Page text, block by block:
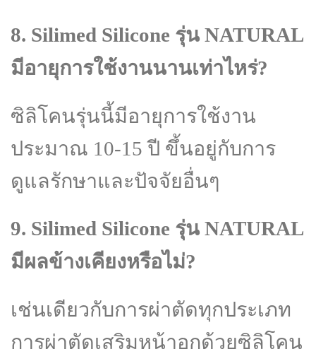
8. Silimed Silicone รุ่น NATURAL
มีอายุการใช้งานนานเท่าไหร่?
ซิลิโคนรุ่นนี้มีอายุการใช้งาน
ประมาณ 10-15 ปี ขึ้นอยู่กับการ
ดูแลรักษาและปัจจัยอื่นๆ
9. Silimed Silicone รุ่น NATURAL
มีผลข้างเคียงหรือไม่?
เช่นเดียวกับการผ่าตัดทุกประเภท
การผ่าตัดเสริมหน้าอกด้วยซิลิโคน